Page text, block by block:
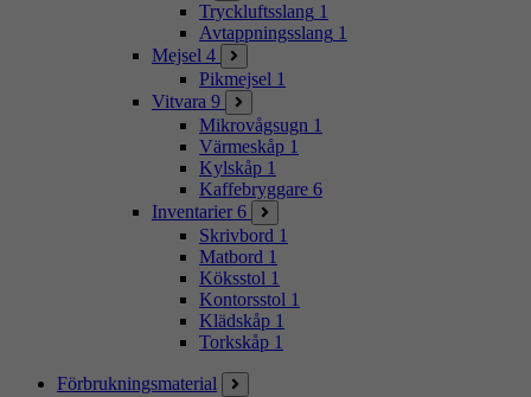
Tryckluftsslang 1
Avtappningsslang 1
Mejsel 4
Pikmejsel 1
Vitvara 9
Mikrovågsugn 1
Värmeskåp 1
Kylskåp 1
Kaffebryggare 6
Inventarier 6
Skrivbord 1
Matbord 1
Köksstol 1
Kontorsstol 1
Klädskåp 1
Torkskåp 1
Förbrukningsmaterial